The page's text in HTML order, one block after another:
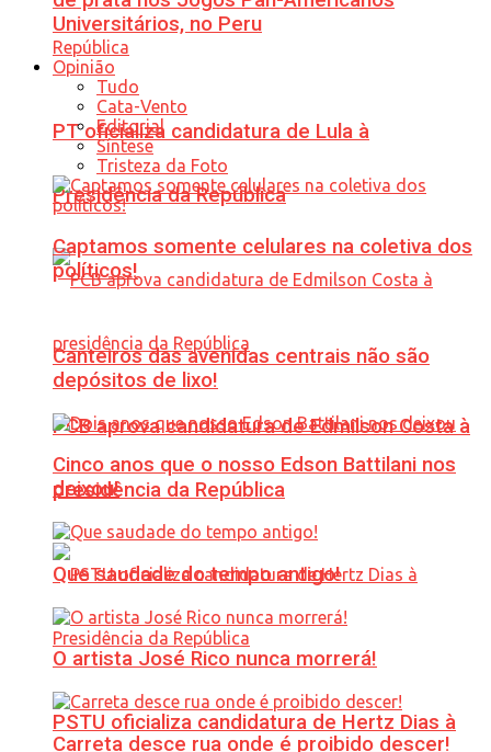
PT oficializa candidatura de Lula à
Presidência da República
PCB aprova candidatura de Edmilson Costa à
presidência da República
PSTU oficializa candidatura de Hertz Dias à
Universitários, no Peru
Opinião
Tudo
Cata-Vento
Editorial
Síntese
Tristeza da Foto
Captamos somente celulares na coletiva dos
políticos!
Canteiros das avenidas centrais não são
depósitos de lixo!
Cinco anos que o nosso Edson Battilani nos
deixou!
Que saudade do tempo antigo!
O artista José Rico nunca morrerá!
Carreta desce rua onde é proibido descer!